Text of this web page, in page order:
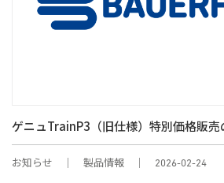
ゲニュTrainP3（旧仕様）特別価格販売
お知らせ 製品情報 2026-02-24